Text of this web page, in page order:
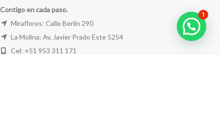
Contigo en cada paso.
Miraflores: Calle Berlín 290
La Molina: Av. Javier Prado Este 5254
Cel: +51 953 311 171
1